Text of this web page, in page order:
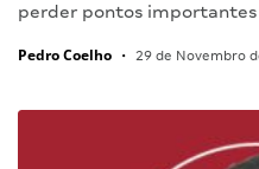
perder pontos
Pedro Coelho • 29 de Novembro